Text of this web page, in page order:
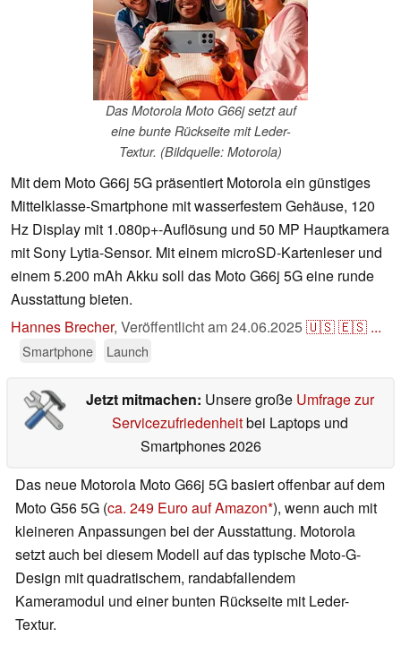
Das Motorola Moto G66j setzt auf
eine bunte Rückseite mit Leder-
Textur. (Bildquelle: Motorola)
Mit dem Moto G66j 5G präsentiert Motorola ein günstiges
Mittelklasse-Smartphone mit wasserfestem Gehäuse, 120
Hz Display mit 1.080p+-Auflösung und 50 MP Hauptkamera
mit Sony Lytia-Sensor. Mit einem microSD-Kartenleser und
einem 5.200 mAh Akku soll das Moto G66j 5G eine runde
Ausstattung bieten.
Hannes Brecher, Veröffentlicht am24.06.2025🇺🇸🇪🇸 ...
Smartphone Launch
Jetzt mitmachen: Unsere große Umfrage zur
Servicezufriedenheitbei Laptops und
Smartphones 2026
Das neue Motorola Moto G66j 5G basiert offenbar auf dem
Moto G56 5G (ca. 249 Euro auf Amazon ), wenn auch mit
kleineren Anpassungen bei der Ausstattung. Motorola
setzt auch bei diesem Modell auf das typische Moto-G-
Design mit quadratischem, randabfallendem
Kameramodul und einer bunten Rückseite mit Leder-
Textur.